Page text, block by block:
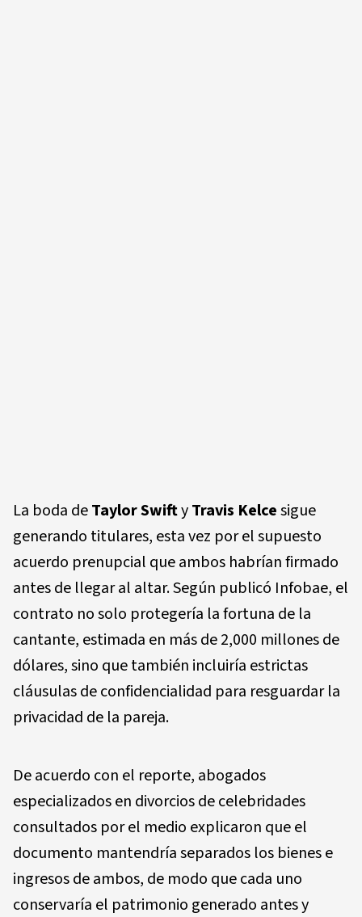
La boda deTaylor SwiftyTravis Kelcesigue
generando titulares, esta vez por el supuesto
acuerdo prenupcial que ambos habrían firmado
antes de llegar al altar. Según publicó Infobae, el
contrato no solo protegería la fortuna de la
cantante, estimada en más de 2,000 millones de
dólares, sino que también incluiría estrictas
cláusulas de confidencialidad para resguardar la
privacidad de la pareja.
De acuerdo con el reporte, abogados
especializados en divorcios de celebridades
consultados por el medio explicaron que el
documento mantendría separados los bienes e
ingresos de ambos, de modo que cada uno
conservaría el patrimonio generado antes y